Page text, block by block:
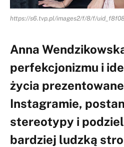
https://s6.tvp.pl/images2/f/8/f/
Anna
perfekcjonizmu i
życia
Instagramie,
stereotypy i
bardziej ludzką